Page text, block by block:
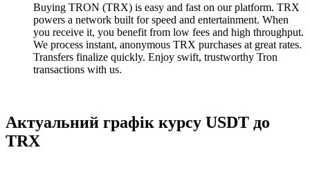
Buying TRON (TRX) is easy and fast on our platform. TRX
powers a network built for speed and entertainment. When
you receive it, you benefit from low fees and high throughput.
We process instant, anonymous TRX purchases at great rates.
Transfers finalize quickly. Enjoy swift, trustworthy Tron
transactions with us.
Актуальний графік курсу USDT до
TRX